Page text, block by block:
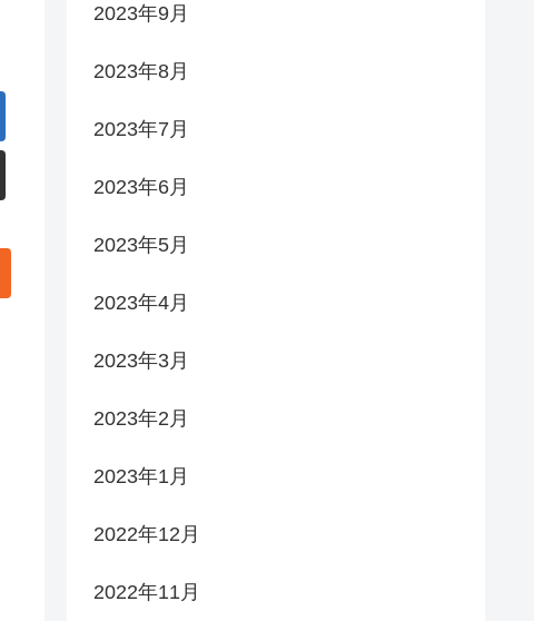
2023年9月
2023年8月
2023年7月
2023年6月
2023年5月
2023年4月
2023年3月
2023年2月
2023年1月
2022年12月
2022年11月